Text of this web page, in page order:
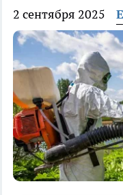
2 сентября 2025